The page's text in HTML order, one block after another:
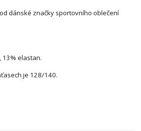
dánské značky sportovního oblečení
13% elastan.
je 128/140.